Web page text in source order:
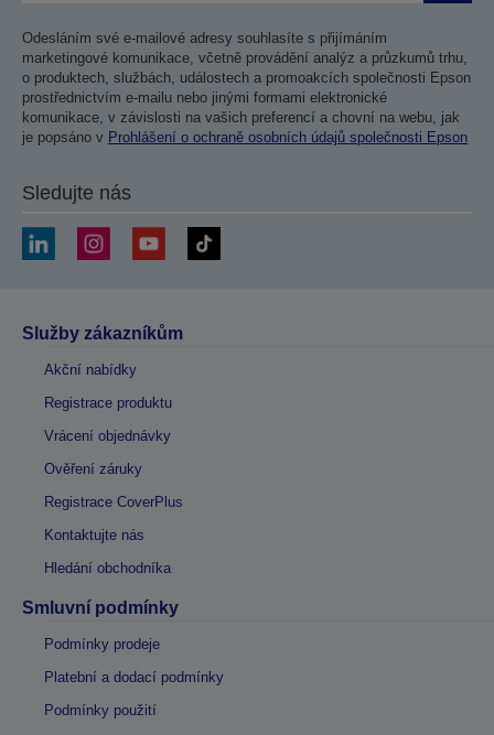
Odesláním své e-mailové adresy souhlasíte s přijímáním
marketingové komunikace, včetně provádění analýz a průzkumů trhu,
o produktech, službách, událostech a promoakcích společnosti Epson
prostřednictvím e-mailu nebo jinými formami elektronické
komunikace, v závislosti na vašich preferencí a chovní na webu, jak
je popsáno v Prohlášení o ochraně osobních údajů společnosti Epson
Sledujte nás
Služby zákazníkům
Akční nabídky
Registrace produktu
Vrácení objednávky
Ověření záruky
Registrace CoverPlus
Kontaktujte nás
Hledání obchodníka
Smluvní podmínky
Podmínky prodeje
Platební a dodací podmínky
Podmínky použití